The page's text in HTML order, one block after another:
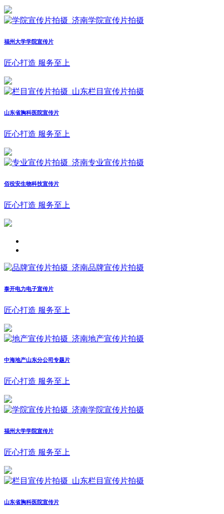
福州大学学院宣传片
匠心打造 服务至上
山东省胸科医院宣传片
匠心打造 服务至上
佰役安生物科技宣传片
匠心打造 服务至上
泰开电力电子宣传片
匠心打造 服务至上
中海地产山东分公司专题片
匠心打造 服务至上
福州大学学院宣传片
匠心打造 服务至上
山东省胸科医院宣传片